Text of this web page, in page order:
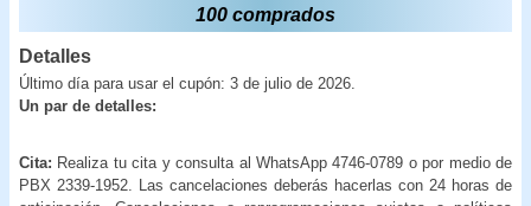
100 comprados
Detalles
Último día para usar el cupón: 3 de julio de 2026.
Un par de detalles:
Cita: Realiza tu cita y consulta al WhatsApp 4746-0789 o por medio de
PBX 2339-1952. Las cancelaciones deberás hacerlas con 24 horas de